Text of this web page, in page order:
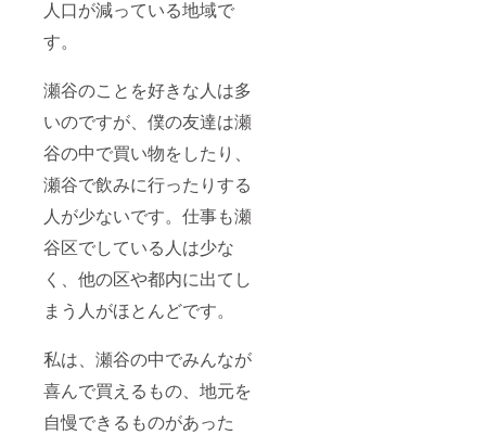
人口が減っている地域で
す。
瀬谷のことを好きな人は多
いのですが、僕の友達は瀬
谷の中で買い物をしたり、
瀬谷で飲みに行ったりする
人が少ないです。仕事も瀬
谷区でしている人は少な
く、他の区や都内に出てし
まう人がほとんどです。
私は、瀬谷の中でみんなが
喜んで買えるもの、地元を
自慢できるものがあった